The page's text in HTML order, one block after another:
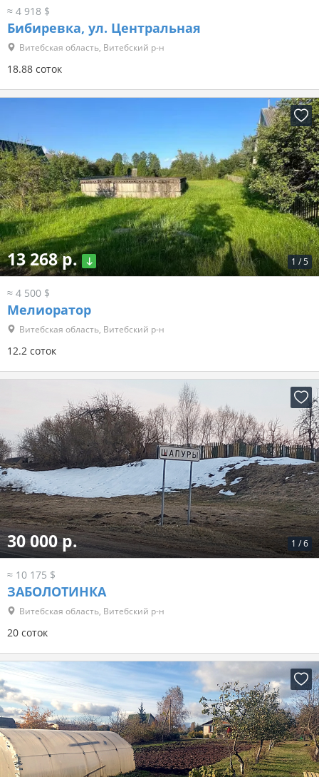
≈ 4 918 $
Бибиревка, ул. Центральная
Витебская область, Витебский р-н
18.88 соток
1 /5
13 268 р.
≈ 4 500 $
Мелиоратор
Витебская область, Витебский р-н
12.2 соток
1 /6
30 000 р.
≈ 10 175 $
ЗАБОЛОТИНКА
Витебская область, Витебский р-н
20 соток